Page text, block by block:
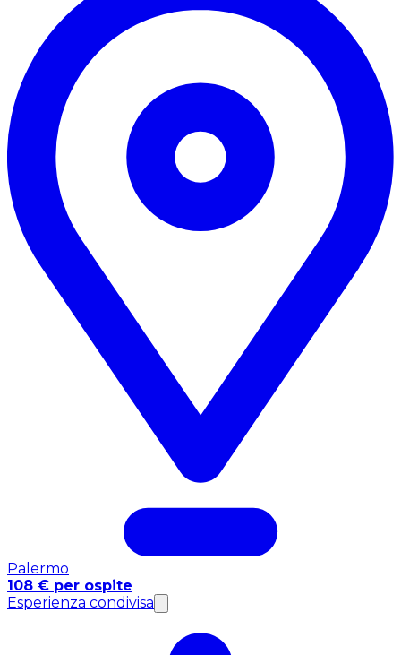
Palermo
108 € per ospite
Esperienza condivisa